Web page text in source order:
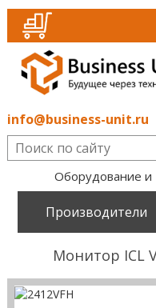
info@business-unit.ru
Оборудование
Производители
Монитор ICL